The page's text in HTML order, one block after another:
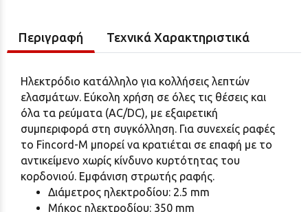
Περιγραφή Τεχνικά Χαρακτηριστικά
Ηλεκτρόδιο κατάλληλο για κολλήσεις λεπτών
ελασμάτων. Εύκολη χρήση σε όλες τις θέσεις και
όλα τα ρεύματα (AC/DC), με εξαιρετική
συμπεριφορά στη συγκόλληση. Για συνεχείς ραφές
το Fincord-M μπορεί να κρατιέται σε επαφή με το
αντικείμενο χωρίς κίνδυνο κυρτότητας τoυ
κορδονιού. Εμφάνιση στρωτής ραφής.
Διάμετρος ηλεκτροδίου: 2.5 mm
Μήκος ηλεκτροδίου: 350 mm